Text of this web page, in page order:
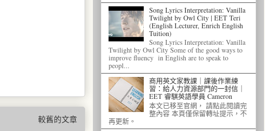
較舊的文章
Song Lyrics Interpretation: Vanilla
Twilight by Owl City | EET Teri
(English Lecturer, Enrich English
Tuition)
Song Lyrics Interpretation: Vanilla
Twilight by Owl City Some of the good ways to
improve fluency in English are to speak to
peopl...
商用英文家教課｜課後作業練
習：給人力資源部門的一封信｜
EET 睿騏英語學員 Cameron
本文已移至官網， 請點此閱讀完
整內容 本頁僅保留轉址提示，不
再更新。